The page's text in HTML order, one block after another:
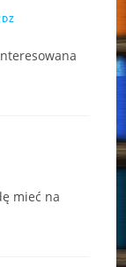
mieć na